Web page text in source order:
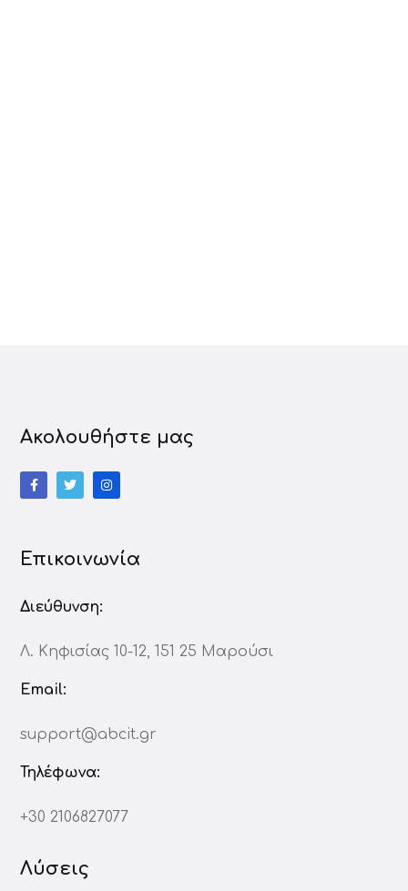
Ακολουθήστε μας
Επικοινωνία
Διεύθυνση:
Λ. Κηφισίας 10-12, 151 25 Μαρούσι
Email:
support@abcit.gr
Τηλέφωνα:
+30 2106827077
Λύσεις